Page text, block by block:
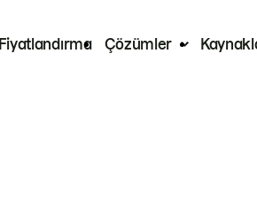
Fiyatlandırma Çözümler